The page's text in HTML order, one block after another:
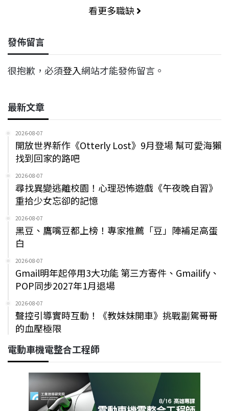
看更多職缺
發佈留言
很抱歉，必須登入網站才能發佈留言。
最新文章
2026-08-07
開放世界新作《Otterly Lost》9月登場 幫可愛海獺
找到回家的路吧
2026-08-07
尋找異變逃離校園！心理恐怖遊戲《午夜晚自習》
重拾少女忘卻的記憶
2026-08-07
黑豆、鷹嘴豆都上榜！專家推薦「豆」陣補足高蛋
白
2026-08-07
Gmail明年起停用3大功能 第三方寄件、Gmailify、
POP同步2027年1月退場
2026-08-07
聲控引導實時互動！《教妹妹開車》挑戰副駕哥哥
的血壓極限
電動車機電整合工程師